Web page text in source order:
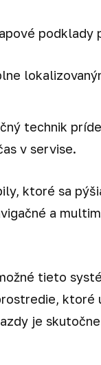
podklady
technik
v servise.
ktoré sa
a
tieto
ktoré
je